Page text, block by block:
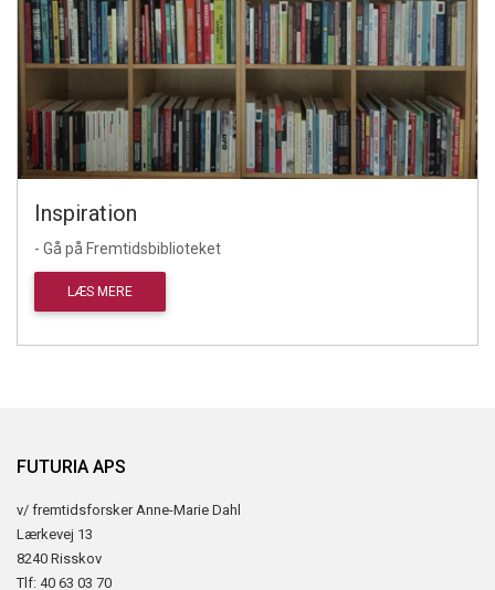
Inspiration
- Gå på Fremtidsbiblioteket
LÆS MERE
FUTURIA APS
v/ fremtidsforsker Anne-Marie Dahl
Lærkevej 13
8240 Risskov
Tlf: 40 63 03 70